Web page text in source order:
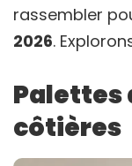
rassembler
2026.
Palettes
côtières